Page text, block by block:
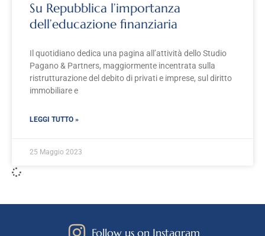
Su Repubblica l’importanza
dell’educazione finanziaria
Il quotidiano dedica una pagina all’attività dello Studio
Pagano & Partners, maggiormente incentrata sulla
ristrutturazione del debito di privati e imprese, sul diritto
immobiliare e
LEGGI TUTTO »
25 Maggio 2023
Follow us on Instagram